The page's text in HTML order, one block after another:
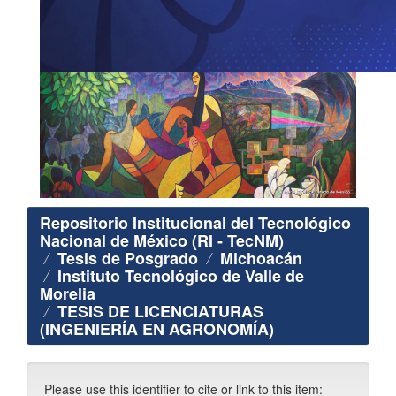
Repositorio Institucional del Tecnológico
Nacional de México (RI - TecNM)
Tesis de Posgrado Michoacán
Instituto Tecnológico de Valle de
Morelia
TESIS DE LICENCIATURAS
(INGENIERÍA EN AGRONOMÍA)
Please use this identifier to cite or link to this item: